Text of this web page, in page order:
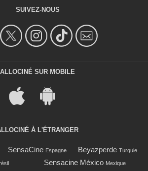
SUIVEZ-NOUS
ALLOCINÉ SUR MOBILE
À L'ÉTRANGER
SensaCine Espagne Beyazperde Turquie
Sensacine México Mexique